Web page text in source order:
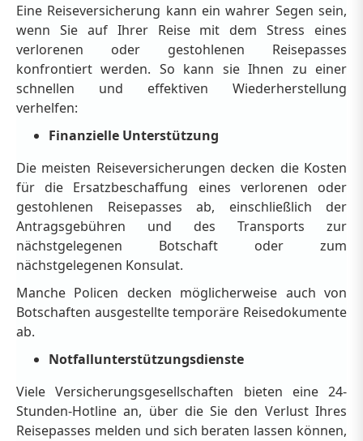
Eine Reiseversicherung kann ein wahrer Segen sein,
wenn Sie auf Ihrer Reise mit dem Stress eines
verlorenen oder gestohlenen Reisepasses
konfrontiert werden. So kann sie Ihnen zu einer
schnellen und effektiven Wiederherstellung
verhelfen:
Finanzielle Unterstützung
Die meisten Reiseversicherungen decken die Kosten
für die Ersatzbeschaffung eines verlorenen oder
gestohlenen Reisepasses ab, einschließlich der
Antragsgebühren und des Transports zur
nächstgelegenen Botschaft oder zum
nächstgelegenen Konsulat.
Manche Policen decken möglicherweise auch von
Botschaften ausgestellte temporäre Reisedokumente
ab.
Notfallunterstützungsdienste
Viele Versicherungsgesellschaften bieten eine 24-
Stunden-Hotline an, über die Sie den Verlust Ihres
Reisepasses melden und sich beraten lassen können,